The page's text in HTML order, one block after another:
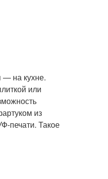
— на кухне.
или
из
печати. Такое